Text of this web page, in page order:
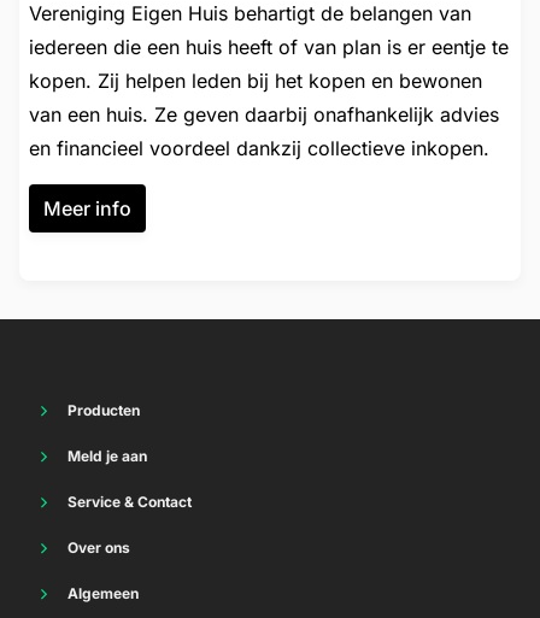
Vereniging Eigen Huis behartigt de belangen van
iedereen die een huis heeft of van plan is er eentje te
kopen. Zij helpen leden bij het kopen en bewonen
van een huis. Ze geven daarbij onafhankelijk advies
en financieel voordeel dankzij collectieve inkopen.
Meer info
Producten
Internet
Sim Only
Meld je aan
Internet
Mobiel Bewindvoerders
Service & Contact
Mobiel
Over ons
Algemeen